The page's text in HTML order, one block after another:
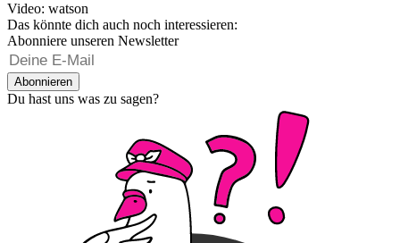
Video: watson
Das könnte dich auch noch interessieren:
Abonniere unseren Newsletter
Abonnieren
Du hast uns was zu sagen?